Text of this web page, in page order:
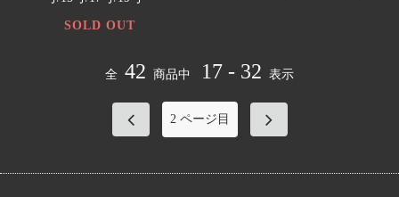
SOLD OUT
全 42 商品中 17 - 32 表示
2 ページ目